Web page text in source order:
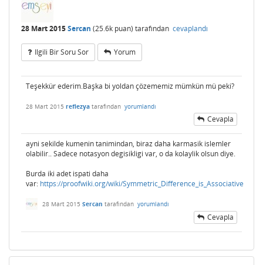
28 Mart 2015Sercan (25.6k puan) tarafından cevaplandı
Ilgili Bir Soru Sor Yorum
Teşekkür ederim.Başka bi yoldan çözememiz mümkün mü peki?
28 Mart 2015 reflezya tarafından yorumlandı
Cevapla
ayni sekilde kumenin tanimindan, biraz daha karmasik islemler
olabilir.. Sadece notasyon degisikligi var, o da kolaylik olsun diye.
Burda iki adet ispati daha
var: https://proofwiki.org/wiki/Symmetric_Difference_is_Associative
28 Mart 2015 Sercan tarafından yorumlandı
Cevapla